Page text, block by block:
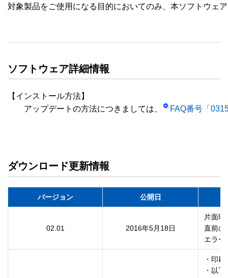
EPSON EULAJ JA 5/1/2008
対象製品をご使用になる目的においてのみ、本ソフトウェ
ソフトウェア詳細情報
【インストール方法】
アップデートの方法につきましては、
FAQ番号「
ダウンロード更新情報
バージョン 公開日
02.01 2016年5月18日
片面
直前の
エラー
・印
・以